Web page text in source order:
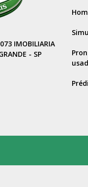
IMOBILIARIA
- SP